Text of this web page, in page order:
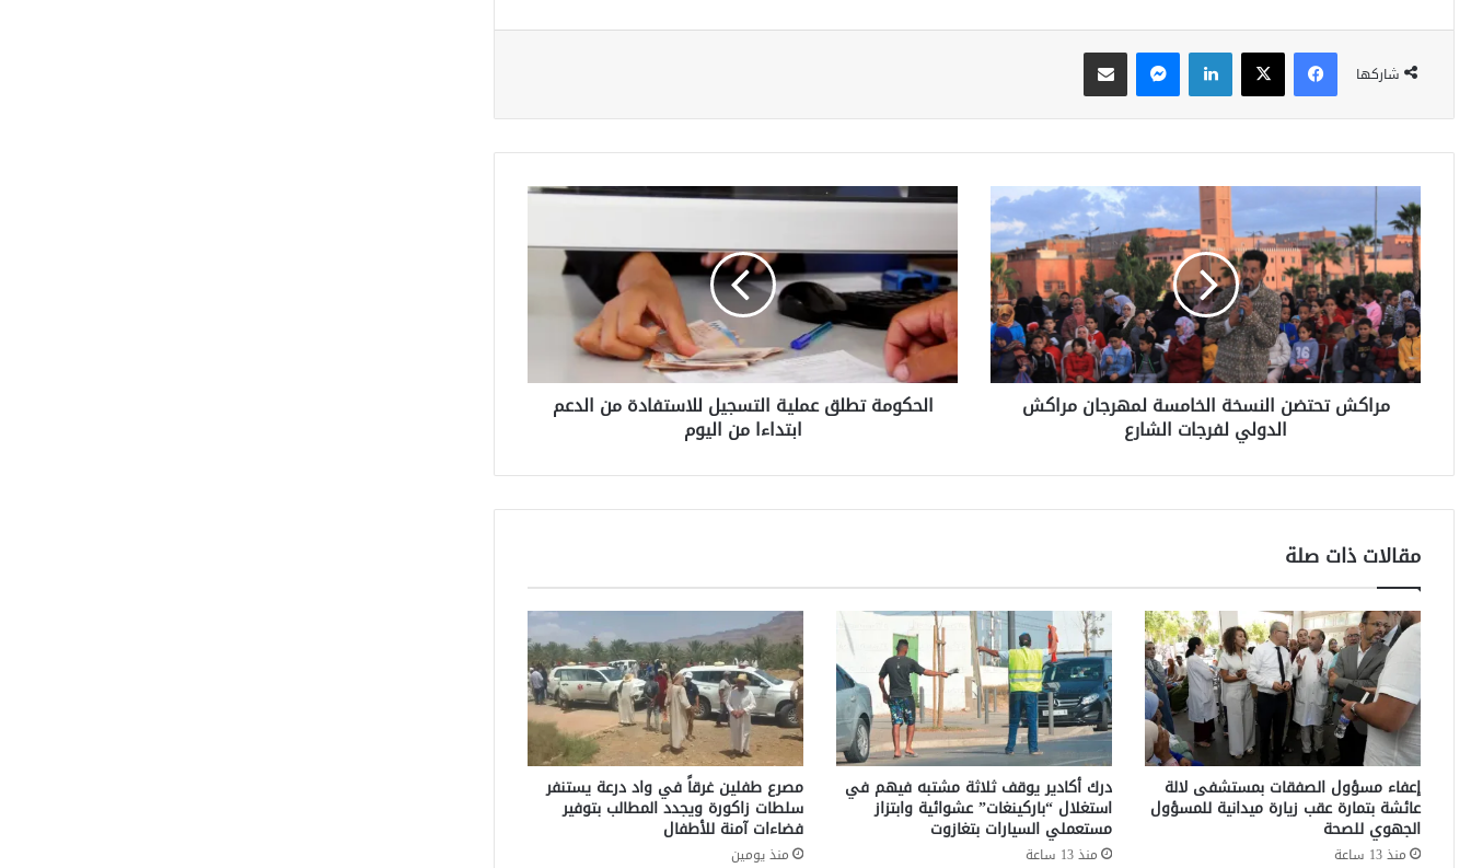
شاركها
فيسبوك ‫X لينكدإن
م
ر
ا
ك
ش
ت
ح
ت
ض
ن
خ
ا
ل
خ
ا
م
ة
ل
م
ه
ر
ج
ا
مراكش تحتضن النسخة الخامسة لمهرجان مراكش
الدولي لفرجات الشارع
ا
ح
ك
و
ة
ط
م
ي
ل
ت
س
ي
ل
ل
ل
ا
س
ت
ف
الحكومة تطلق عملية التسجيل للاستفادة من الدعم
ابتداءا من اليوم
مقالات ذات صلة
إعفاء مسؤول الصفقات بمستشفى لالة
عائشة بتمارة عقب زيارة ميدانية للمسؤول
الجهوي للصحة
منذ 13 ساعة
درك أكادير يوقف ثلاثة مشتبه فيهم في
استغلال “باركينغات” عشوائية وابتزاز
مستعملي السيارات بتغازوت
منذ 13 ساعة
مصرع طفلين غرقاً في واد درعة يستنفر
سلطات زاكورة ويجدد المطالب بتوفير
فضاءات آمنة للأطفال
منذ يومين